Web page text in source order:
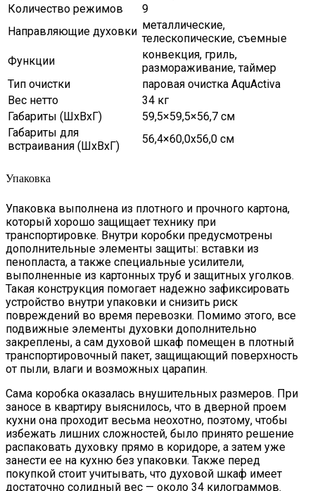
Количество режимов
9
Направляющие духовки металлические,
телескопические, съемные
Функции
конвекция, гриль,
размораживание, таймер
Тип очистки
паровая очистка AquActiva
Вес нетто
34 кг
Габариты (ШxВxГ)
59,5×59,5×56,7 см
Габариты для
встраивания (ШxВxГ)
56,4×60,0x56,0 см
Упаковка
Упаковка выполнена из плотного и прочного картона,
который хорошо защищает технику при
транспортировке. Внутри коробки предусмотрены
дополнительные элементы защиты: вставки из
пенопласта, а также специальные усилители,
выполненные из картонных труб и защитных уголков.
Такая конструкция помогает надежно зафиксировать
устройство внутри упаковки и снизить риск
повреждений во время перевозки. Помимо этого, все
подвижные элементы духовки дополнительно
закреплены, а сам духовой шкаф помещен в плотный
транспортировочный пакет, защищающий поверхность
от пыли, влаги и возможных царапин.
Сама коробка оказалась внушительных размеров. При
заносе в квартиру выяснилось, что в дверной проем
кухни она проходит весьма неохотно, поэтому, чтобы
избежать лишних сложностей, было принято решение
распаковать духовку прямо в коридоре, а затем уже
занести ее на кухню без упаковки. Также перед
покупкой стоит учитывать, что духовой шкаф имеет
достаточно солидный вес — около 34 килограммов.